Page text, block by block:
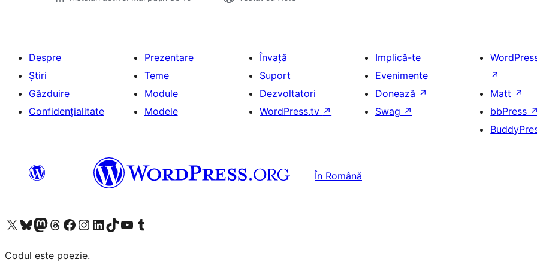
Despre
Știri
Găzduire
Confidențialitate
Prezentare
Teme
Module
Modele
Învață
Suport
Dezvoltatori
WordPress.tv ↗
Implică-te
Evenimente
Donează ↗
Swag ↗
↗
Matt ↗
bbPress ↗
În Română
Mergi la contul nostru X (fost Twitter)
Vizitează contul nostru Bluesky
Vizitează contul nostru Mastodon
Vizitează contul nostru Threads
Vizitează pagina noastră Facebook
Vizitează-ne pe Instagram
Vizitează-ne pe LinkedIn
Vizitează contul nostru TikTok
Vizitează canalul nostru YouTube
Vizitează contul nostru Tumblr
Codul este poezie.